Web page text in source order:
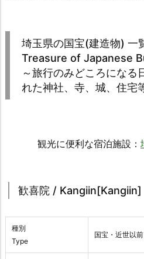
埼玉県の国宝(建造物) 一
Treasure of Japanese
～旅行のみどころになる
れた神社、寺、城、住宅
観光に便利な宿泊施設：
歓喜院 / Kangiin[Kangiin]
種別
Type
国宝・近世以